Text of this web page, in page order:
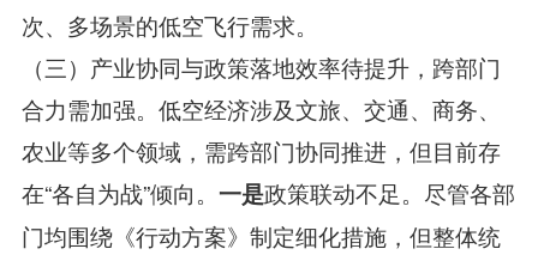
次、多场景的低空飞行需求。
（三）产业协同与政策落地效率待提升，跨部门
合力需加强。低空经济涉及文旅、交通、商务、
农业等多个领域，需跨部门协同推进，但目前存
在“各自为战”倾向。 一是政策联动不足。尽管各部
门均围绕《行动方案》制定细化措施，但整体统